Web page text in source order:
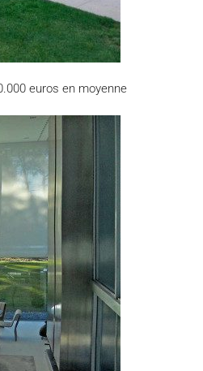
euros en moyenne